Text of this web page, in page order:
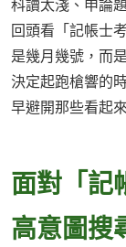
科讀太淺、申論
回頭看「記帳士
是幾月幾號，而
決定起跑槍響的
早避開那些看起
面對「記
高意圖搜